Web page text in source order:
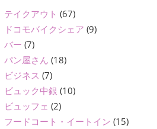
テイクアウト (67)
ドコモバイクシェア (9)
バー (7)
パン屋さん (18)
ビジネス (7)
ビュック中銀 (10)
ビュッフェ (2)
フードコート・イートイン (15)